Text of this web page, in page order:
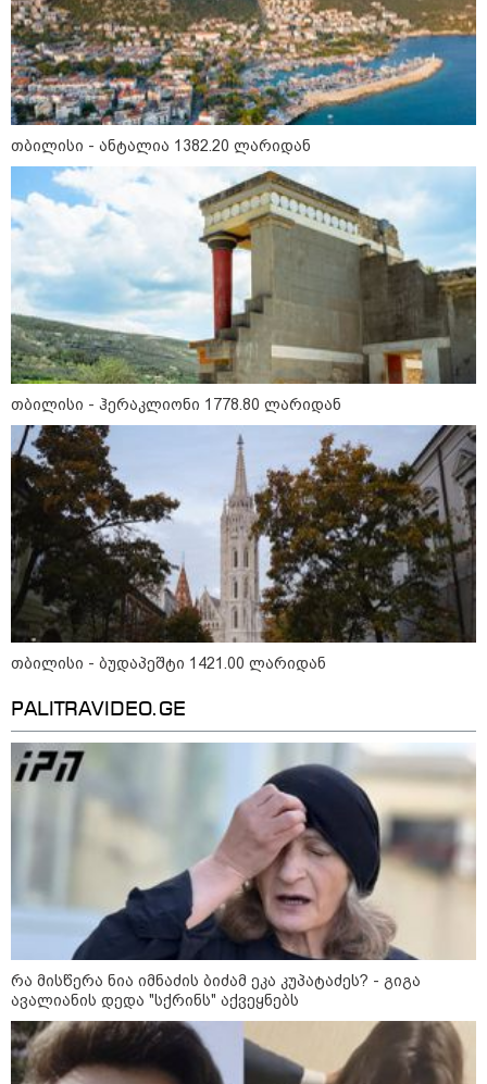
12:34 / 08-08-2026
რას აცხადებს ირაკლი კობახიძე
ელექტროენერგიის რამდენჯერმე
გათიშვასთან დაკავშირებით?
19:32 / 08-08-2026
"სიმბოლურია, რომ კობახიძის
მოღალატეობრივი განცხადება
საქართველოს
თავისუფლებისთვის შეწირული
გმირების მემორიალზე
გაკეთდა" - "ნაციონალური
მოძრაობა"
19:03 / 08-08-2026
"მკაცრად ვგმობთ ირაკლი
კობახიძის განცხადებას" -
"გიორგი ბარამიძემ რაღაც
არასწორად ჩამოაყალიბა,
მაგრამ ნამდვილად არ
ეკუთვნის წიხლი ივანიშვილის
ღალატზე დაფუძნებული
დიქტატურის მსახურებისგან" -
მიხეილ სააკაშვილი
16:22 / 08-08-2026
"აი, ეს არის სამშობლოს
ღალატი" - როგორ ეხმაურება
დაკავშირებით ირაკლი
კობახიძის განცხადებას?
კატეგორიის ყველა სიახლე
თბილისი - ანტალია 1382.20 ლარიდან
თბილისი - ჰერაკლიონი 1778.80 ლარიდან
თბილისი - ბუდაპეშტი 1421.00 ლარიდან
PALITRAVIDEO.GE
რა მისწერა ნია იმნაძის ბიძამ ეკა კუპატაძეს? - გიგა
ავალიანის დედა "სქრინს" აქვეყნებს